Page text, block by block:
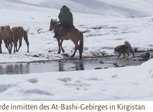
inmitten des At-Bashi-Gebirges in Kirgistan.